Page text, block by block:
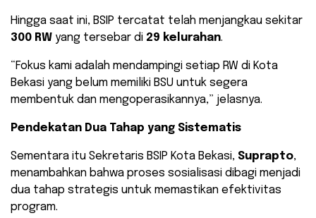
Hingga saat ini, BSIP tercatat telah menjangkau sekitar
300 RW yang tersebar di 29 kelurahan.
“Fokus kami adalah mendampingi setiap RW di Kota
Bekasi yang belum memiliki BSU untuk segera
membentuk dan mengoperasikannya,” jelasnya.
Pendekatan Dua Tahap yang Sistematis
Sementara itu Sekretaris BSIP Kota Bekasi, Suprapto,
menambahkan bahwa proses sosialisasi dibagi menjadi
dua tahap strategis untuk memastikan efektivitas
program.